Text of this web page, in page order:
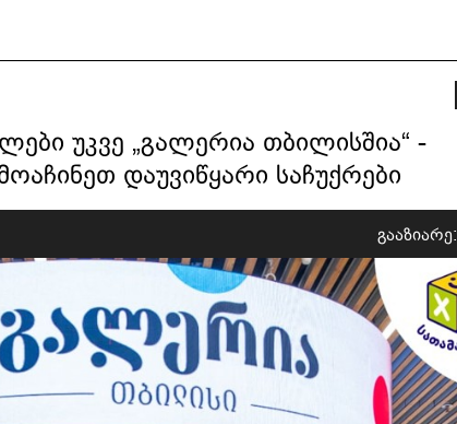
უკვე „გალერია თბილისშია“ -
დაუვიწყარი საჩუქრები
გააზიარე: